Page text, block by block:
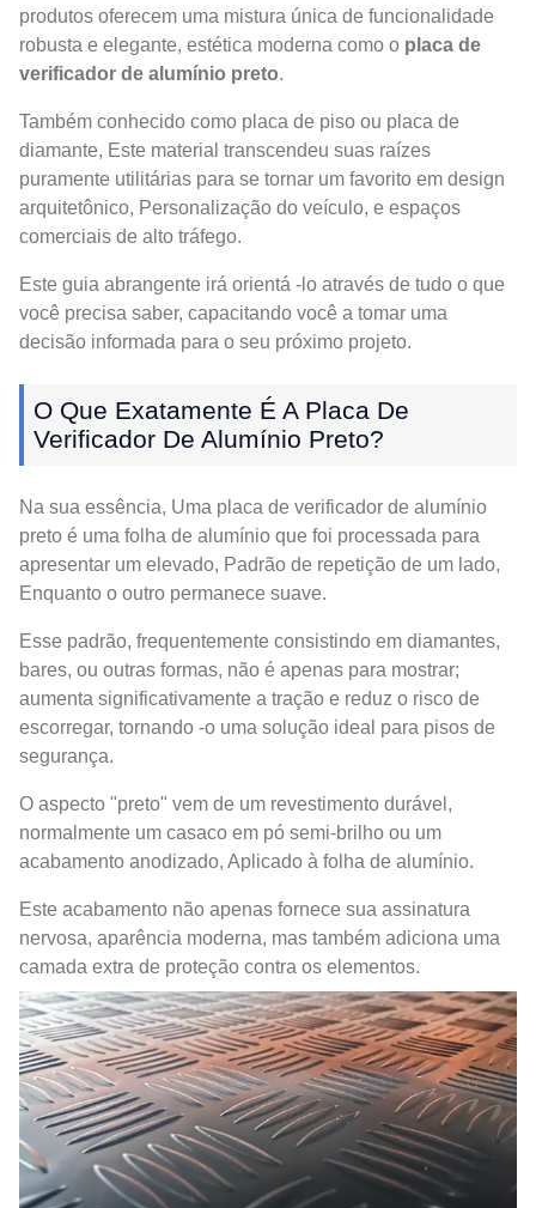
produtos oferecem uma mistura única de funcionalidade
robusta e elegante, estética moderna como o placa de
verificador de alumínio preto.
Também conhecido como placa de piso ou placa de
diamante, Este material transcendeu suas raízes
puramente utilitárias para se tornar um favorito em design
arquitetônico, Personalização do veículo, e espaços
comerciais de alto tráfego.
Este guia abrangente irá orientá -lo através de tudo o que
você precisa saber, capacitando você a tomar uma
decisão informada para o seu próximo projeto.
O Que Exatamente É A Placa De
Verificador De Alumínio Preto?
Na sua essência, Uma placa de verificador de alumínio
preto é uma folha de alumínio que foi processada para
apresentar um elevado, Padrão de repetição de um lado,
Enquanto o outro permanece suave.
Esse padrão, frequentemente consistindo em diamantes,
bares, ou outras formas, não é apenas para mostrar;
aumenta significativamente a tração e reduz o risco de
escorregar, tornando -o uma solução ideal para pisos de
segurança.
O aspecto "preto" vem de um revestimento durável,
normalmente um casaco em pó semi-brilho ou um
acabamento anodizado, Aplicado à folha de alumínio.
Este acabamento não apenas fornece sua assinatura
nervosa, aparência moderna, mas também adiciona uma
camada extra de proteção contra os elementos.